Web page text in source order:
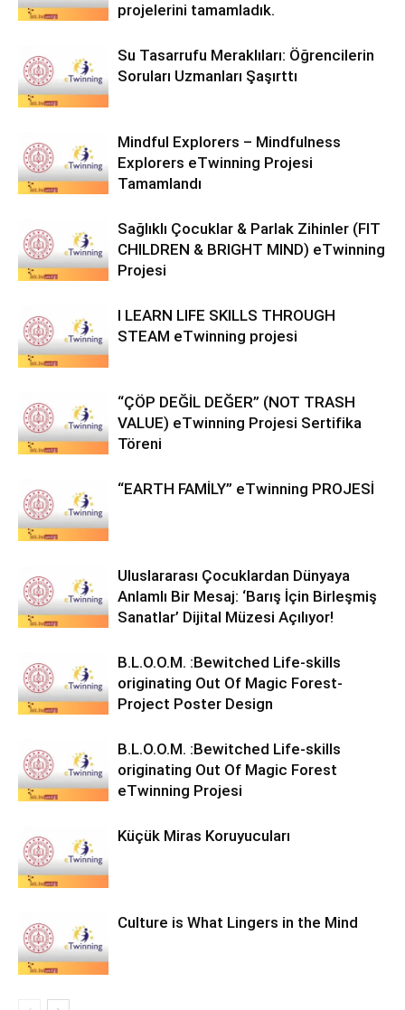
projelerini tamamladık.
Su Tasarrufu Meraklıları: Öğrencilerin
Soruları Uzmanları Şaşırttı
Mindful Explorers – Mindfulness
Explorers eTwinning Projesi
Tamamlandı
Sağlıklı Çocuklar & Parlak Zihinler (FIT
CHILDREN & BRIGHT MIND) eTwinning
Projesi
I LEARN LIFE SKILLS THROUGH
STEAM eTwinning projesi
“ÇÖP DEĞİL DEĞER” (NOT TRASH
VALUE) eTwinning Projesi Sertifika
Töreni
“EARTH FAMİLY” eTwinning PROJESİ
Uluslararası Çocuklardan Dünyaya
Anlamlı Bir Mesaj: ‘Barış İçin Birleşmiş
Sanatlar’ Dijital Müzesi Açılıyor!
B.L.O.O.M. :Bewitched Life-skills
originating Out Of Magic Forest-
Project Poster Design
B.L.O.O.M. :Bewitched Life-skills
originating Out Of Magic Forest
eTwinning Projesi
Küçük Miras Koruyucuları
Culture is What Lingers in the Mind